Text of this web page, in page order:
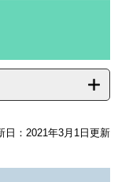
日：2021年3月1日更新